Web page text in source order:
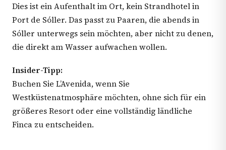
Dies ist ein Aufenthalt im Ort, kein Strandhotel in
Port de Sóller. Das passt zu Paaren, die abends in
Sóller unterwegs sein möchten, aber nicht zu denen,
die direkt am Wasser aufwachen wollen.
Insider-Tipp:
Buchen Sie L’Avenida, wenn Sie
Westküstenatmosphäre möchten, ohne sich für ein
größeres Resort oder eine vollständig ländliche
Finca zu entscheiden.